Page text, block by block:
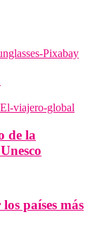
de la
países más